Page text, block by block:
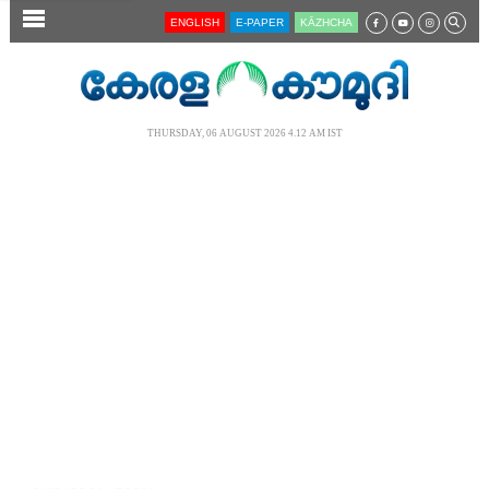
SECTIONS ENGLISH E-PAPER KĀZHCHA
THURSDAY, 06 AUGUST 2026 4.12 AM IST